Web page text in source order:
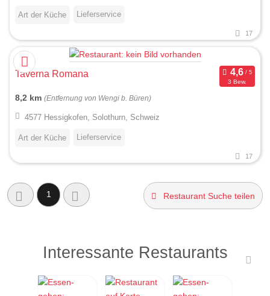
Art der Küche Lieferservice
17
Taverna Romana
3 Bew.
8,2 km (Entfernung von Wengi b. Büren)
4577 Hessigkofen, Solothurn, Schweiz
Art der Küche Lieferservice
17
1 Restaurant Suche teilen
Interessante Restaurants